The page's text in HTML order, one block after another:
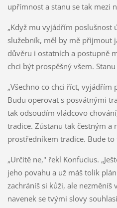
upřímnost a stanu se tak mezi
„Když mu vyjádřím poslušnost
služebník, měl by mě přijmout
důvěru i ostatních a postupně
chci být prospěšný všem.
„Všechno co chci říct, vyjádřím
Budu operovat s posvátnými
tak odsoudím vládcovo
tradice. Zůstanu tak čestným a
prostředníkem tradice. Bude to
„Určitě ne," řekl Konfucius.
jeho povahu a už máš tolik
zachráníš si kůži, ale nezměníš
navenek se tvými slovy